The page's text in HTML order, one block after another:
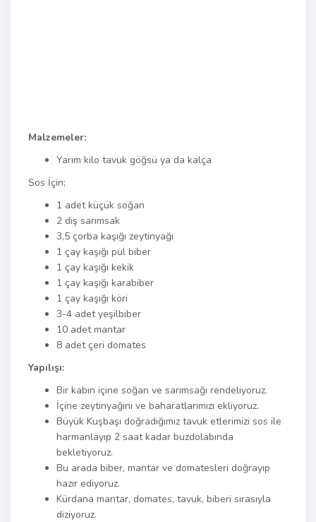
Malzemeler:
Yarım kilo tavuk göğsü ya da kalça
Sos İçin;
1 adet küçük soğan
2 diş sarımsak
3,5 çorba kaşığı zeytinyağı
1 çay kaşığı pul biber
1 çay kaşığı kekik
1 çay kaşığı karabiber
1 çay kaşığı köri
3-4 adet yeşilbiber
10 adet mantar
8 adet çeri domates
Yapılışı:
Bir kabın içine soğan ve sarımsağı rendeliyoruz.
İçine zeytinyağını ve baharatlarımızı ekliyoruz.
Büyük Kuşbaşı doğradığımız tavuk etlerimizi sos ile
harmanlayıp 2 saat kadar buzdolabında
bekletiyoruz.
Bu arada biber, mantar ve domatesleri doğrayıp
hazır ediyoruz.
Kürdana mantar, domates, tavuk, biberi sırasıyla
diziyoruz.